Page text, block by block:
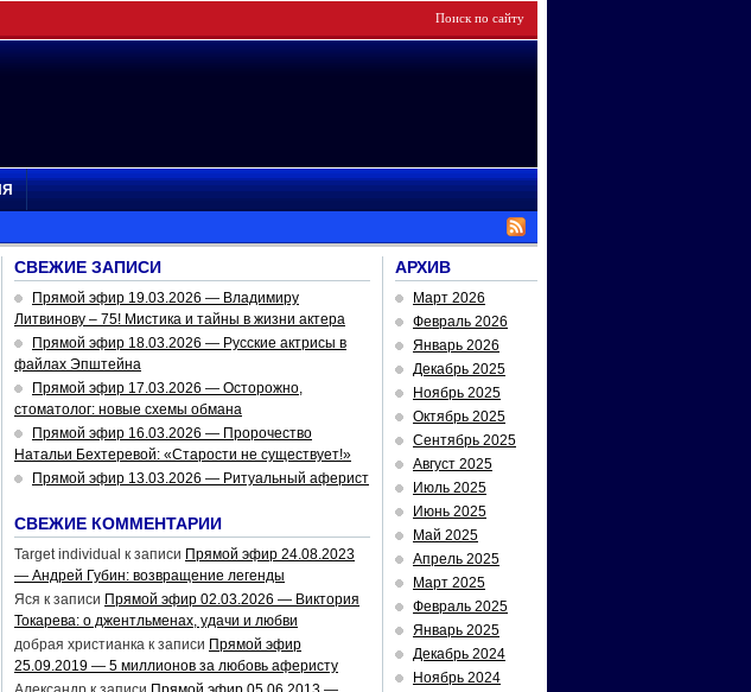
СВЕЖИЕ ЗАПИСИ
Прямой эфир 19.03.2026 — Владимиру
Литвинову – 75! Мистика и тайны в жизни актера
Прямой эфир 18.03.2026 — Русские актрисы в
файлах Эпштейна
Прямой эфир 17.03.2026 — Осторожно,
стоматолог: новые схемы обмана
Прямой эфир 16.03.2026 — Пророчество
Натальи Бехтеревой: «Старости не существует!»
Прямой эфир 13.03.2026 — Ритуальный аферист
СВЕЖИЕ КОММЕНТАРИИ
Target individual к записи Прямой эфир 24.08.2023
— Андрей Губин: возвращение легенды
Яся к записи Прямой эфир 02.03.2026 — Виктория
Токарева: о джентльменах, удачи и любви
добрая христианка к записи Прямой эфир
25.09.2019 — 5 миллионов за любовь аферисту
АРХИВ
Март 2026
Февраль 2026
Январь 2026
Декабрь 2025
Ноябрь 2025
Октябрь 2025
Сентябрь 2025
Август 2025
Июль 2025
Июнь 2025
Май 2025
Апрель 2025
Март 2025
Февраль 2025
Январь 2025
Декабрь 2024
Ноябрь 2024